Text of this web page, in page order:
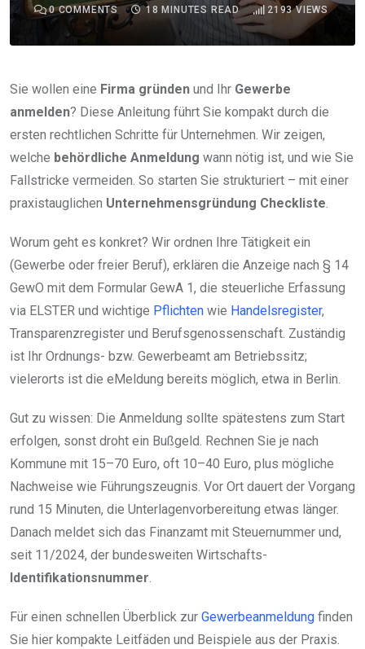
0COMMENTS 18 MINUTES READ 2193VIEWS
Sie wollen eine Firma gründen und Ihr Gewerbe
anmelden? Diese Anleitung führt Sie kompakt durch die
ersten rechtlichen Schritte für Unternehmen. Wir zeigen,
welche behördliche Anmeldung wann nötig ist, und wie Sie
Fallstricke vermeiden. So starten Sie strukturiert – mit einer
praxistauglichen Unternehmensgründung Checkliste.
Worum geht es konkret? Wir ordnen Ihre Tätigkeit ein
(Gewerbe oder freier Beruf), erklären die Anzeige nach § 14
GewO mit dem Formular GewA 1, die steuerliche Erfassung
via ELSTER und wichtige Pflichten wie Handelsregister,
Transparenzregister und Berufsgenossenschaft. Zuständig
ist Ihr Ordnungs- bzw. Gewerbeamt am Betriebssitz;
vielerorts ist die eMeldung bereits möglich, etwa in Berlin.
Gut zu wissen: Die Anmeldung sollte spätestens zum Start
erfolgen, sonst droht ein Bußgeld. Rechnen Sie je nach
Kommune mit 15–70 Euro, oft 10–40 Euro, plus mögliche
Nachweise wie Führungszeugnis. Vor Ort dauert der Vorgang
rund 15 Minuten, die Unterlagenvorbereitung etwas länger.
Danach meldet sich das Finanzamt mit Steuernummer und,
seit 11/2024, der bundesweiten Wirtschafts-
Identifikationsnummer.
Für einen schnellen Überblick zur Gewerbeanmeldung finden
Sie hier kompakte Leitfäden und Beispiele aus der Praxis.